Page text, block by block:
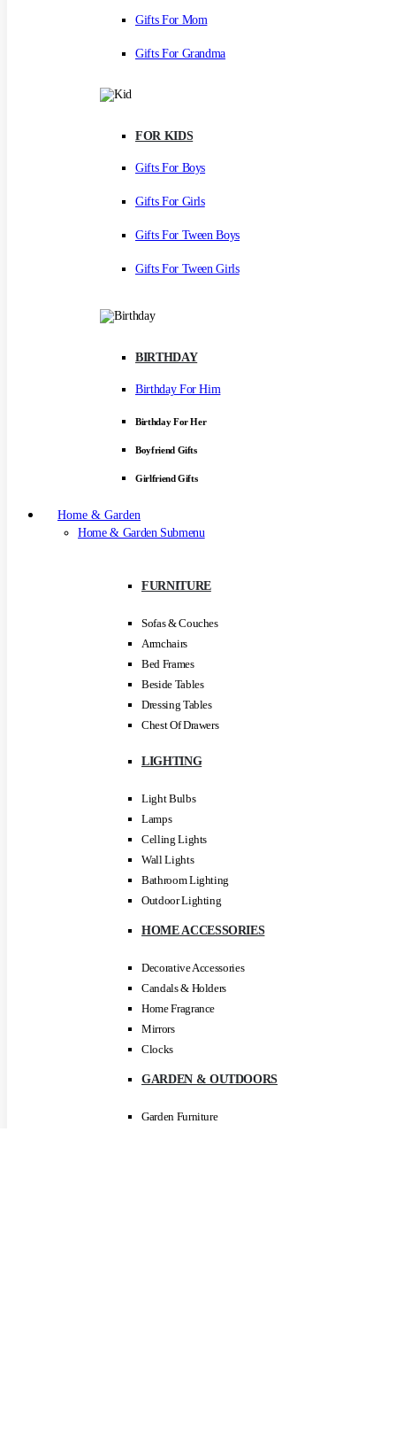
Gifts For Mom
Gifts For Grandma
FOR KIDS
Gifts For Boys
Gifts For Girls
Gifts For Tween Boys
Gifts For Tween Girls
BIRTHDAY
Birthday For Him
Birthday For Her
Boyfriend Gifts
Girlfriend Gifts
Home & Garden
Home & Garden Submenu
FURNITURE
Sofas & Couches
Armchairs
Bed Frames
Beside Tables
Dressing Tables
Chest Of Drawers
LIGHTING
Light Bulbs
Lamps
Celling Lights
Wall Lights
Bathroom Lighting
Outdoor Lighting
HOME ACCESSORIES
Decorative Accessories
Candals & Holders
Home Fragrance
Mirrors
Clocks
GARDEN & OUTDOORS
Garden Furniture